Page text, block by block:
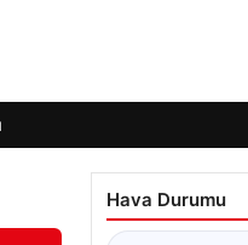
Hava Durumu